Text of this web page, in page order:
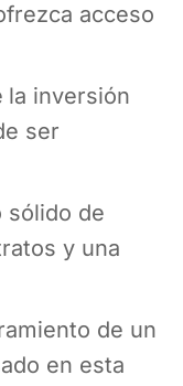
acceso
la inversión
ser
sólido de
y una
de un
en esta